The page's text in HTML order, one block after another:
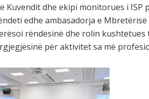
Kuvendit dhe ekipi monitorues i ISP
edhe ambasadorja e Mbretërisë
rëndësinë dhe rolin
për aktivitet sa më